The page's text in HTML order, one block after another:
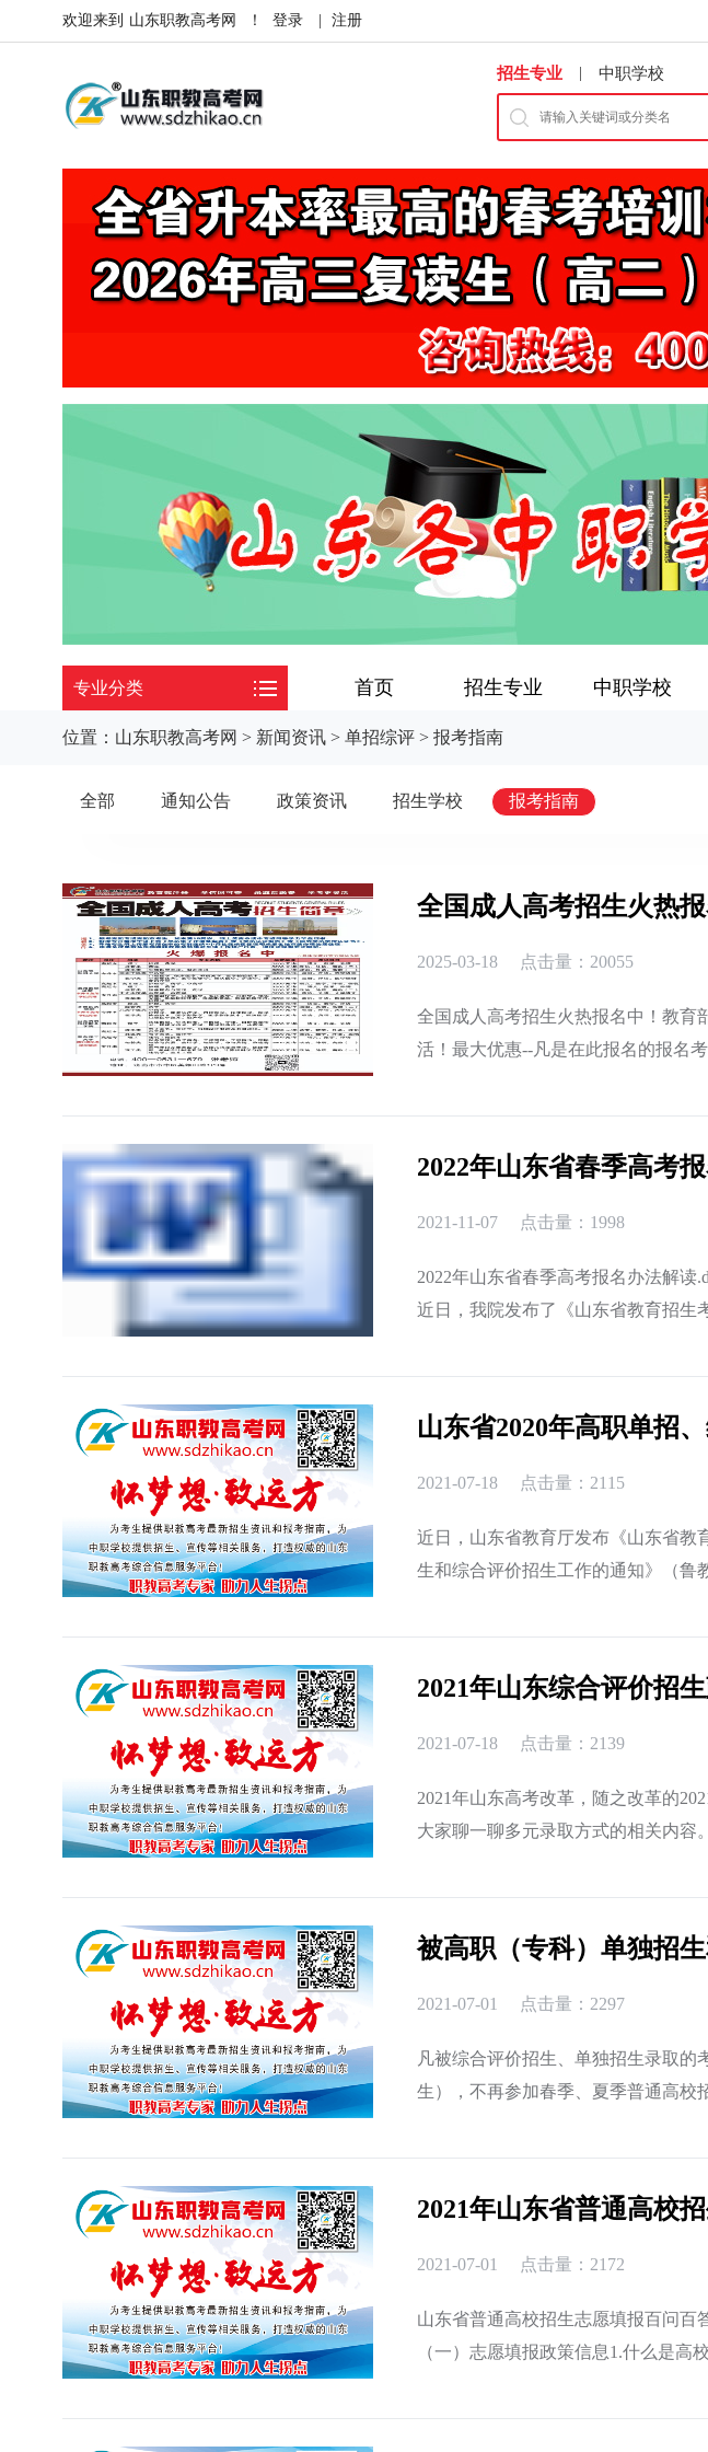
欢迎来到 山东职教高考网 ！ 登录 注册
招生专业 | 中职学校
专业分类 首页 招生专业 中职学校
位置： 山东职教高考网 > 新闻资讯 > 单招综评 > 报考指南
全部 通知公告 政策资讯 招生学校 报考指南
全国成人高考招生火热
2025-03-18 点击量：20055
全国成人高考招生火热报名中！教育
活！最大优惠--凡是在此报名的报名
2022年山东省春季高考
2021-11-07 点击量：1998
2022年山东省春季高考报名办法解读
近日，我院发布了《山东省教育招生
山东省2020年高职单招
2021-07-18 点击量：2115
近日，山东省教育厅发布《山东省教
生和综合评价招生工作的通知》（鲁
2021年山东综合评价招
2021-07-18 点击量：2139
2021年山东高考改革，随之改革的
大家聊一聊多元录取方式的相关内容
被高职（专科）单独招
2021-07-01 点击量：2297
凡被综合评价招生、单独招生录取
生），不再参加春季、夏季普通高校
2021年山东省普通高校
2021-07-01 点击量：2172
山东省普通高校招生志愿填报百问百
（一）志愿填报政策信息1.什么是高